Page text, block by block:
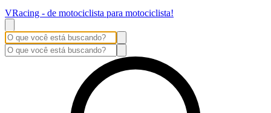
VRacing - de motociclista para motociclista!